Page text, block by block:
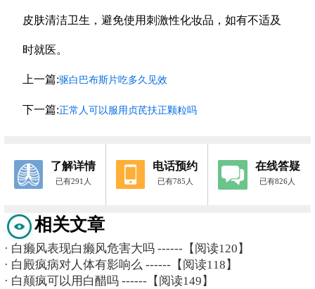
皮肤清洁卫生，避免使用刺激性化妆品，如有不适及
时就医。
上一篇:驱白巴布斯片吃多久见效
下一篇:正常人可以服用贞芪扶正颗粒吗
了解详情
已有291人
电话预约
已有785人
在线答疑
已有826人
相关文章
· 白癞风表现白癞风危害大吗 ------【阅读120】
· 白殿疯病对人体有影响么 ------【阅读118】
· 白颠疯可以用白醋吗 ------【阅读149】